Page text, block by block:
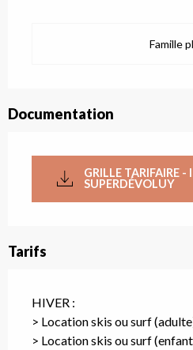
Famille
Documentation
GRILLE TARIFAIRE -
SUPERDÉVOLUY
Tarifs
HIVER :
> Location skis ou surf
> Location skis ou surf